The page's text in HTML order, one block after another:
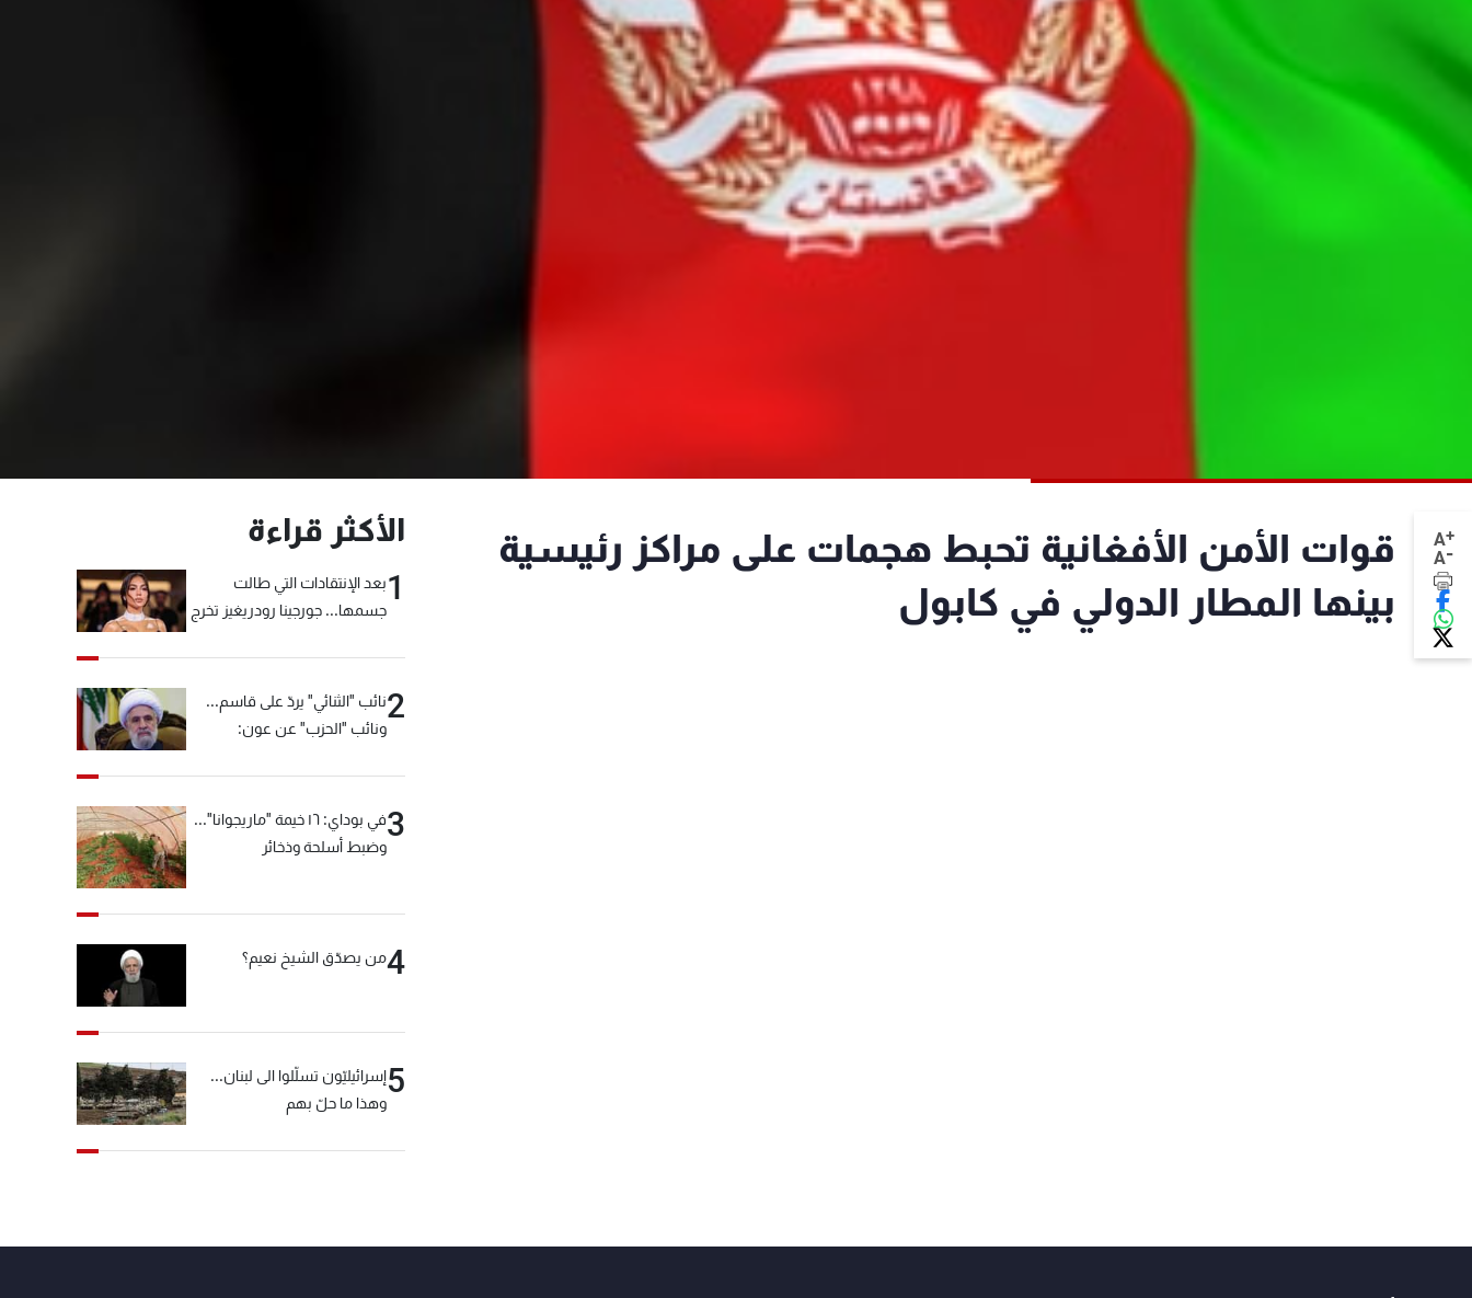
A+
A-
قوات الأمن الأفغانية تحبط هجمات على مراكز رئيسية
بينها المطار الدولي في كابول
الأكثر قراءة
1بعد الإنتقادات التي طالت
جسمها... جورجينا رودريغيز تخرج
2نائب "الثنائي" يردّ على قاسم...
ونائب "الحزب" عن عون:
3
في بوداي: ١٦ خيمة "ماريجوانا"...
وضبط أسلحة وذخائر
4من يصدّق الشيخ نعيم؟
5إسرائيليّون تسلّلوا الى لبنان...
وهذا ما حلّ بهم